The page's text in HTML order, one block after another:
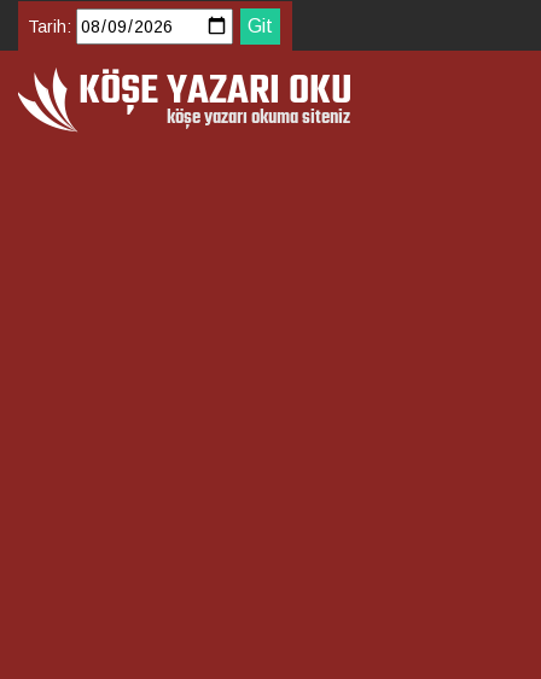
Tarih: